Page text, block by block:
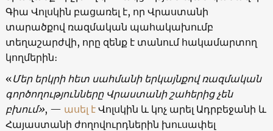
Գիա Վոլսկին բացառել է, որ Վրաստանի
տարածքով ռազմական պահակախումբ
տեղաշարժվի, որը զենք է տանում հակամարտող
կողմերին։
«Մեր երկրի հետ սահմանի երկայնքով ռազմական
գործողությունները Վրաստանի շահերից չեն
բխում», — ասել էՎոլսկին և կոչ արել Ադրբեջանի և
Հայաստանի ժողովուրդներին խուսափել